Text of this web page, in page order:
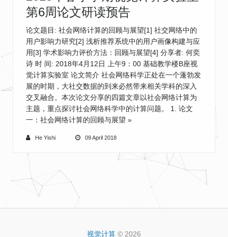
第6周论文研读预告
论文题目: 社会网络计算的回顾与展望[1] 社交网络中的
用户影响力研究[2] 浅析推荐系统中的用户画像构建与应
用[3] 学术影响力评价方法：回顾与展望[4] 分享者: 何奕
诗 时 间: 2018年4月12日 上午9：00 基础教学楼B座视
觉计算实验室 论文简介 社会网络科学正处在一个蓬勃发
展的时期，大社交数据的到来必然带来相关学科的深入
交叉融合。本次论文分享的四篇文章以社会网络计算为
主题，重点探讨社会网络科学中的计算问题。 1. 论文
一：社会网络计算的回顾与展望 »
He Yishi 09 April 2018
视觉计算 © 2026